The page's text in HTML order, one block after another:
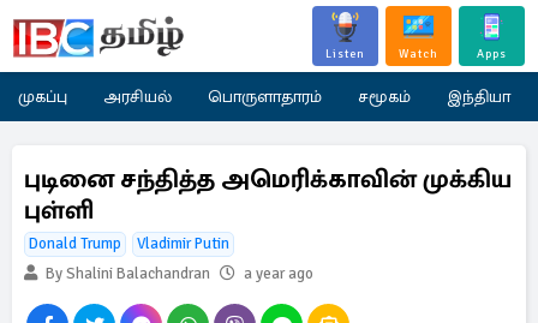
Listen Watch Apps
முகப்பு அரசியல் பொருளாதாரம் சமூகம் இந்தியா
புடினை சந்தித்த அமெரிக்காவின் முக்கிய
புள்ளி
Donald Trump
Vladimir Putin
By Shalini Balachandran
a year ago